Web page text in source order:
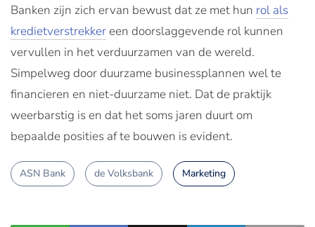
Banken zijn zich ervan bewust dat ze met hun rol als
kredietverstrekker een doorslaggevende rol kunnen
vervullen in het verduurzamen van de wereld.
Simpelweg door duurzame businessplannen wel te
financieren en niet-duurzame niet. Dat de praktijk
weerbarstig is en dat het soms jaren duurt om
bepaalde posities af te bouwen is evident.
ASN Bank de Volksbank Marketing